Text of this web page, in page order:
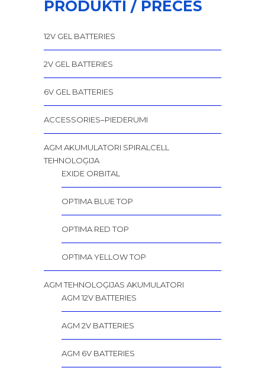
PRODUKTI / PRECES
12V GEL BATTERIES
2V GEL BATTERIES
6V GEL BATTERIES
ACCESSORIES–PIEDERUMI
AGM AKUMULATORI SPIRALCELL
TEHNOLOĢIJA
EXIDE ORBITAL
OPTIMA BLUE TOP
OPTIMA RED TOP
OPTIMA YELLOW TOP
AGM TEHNOLOĢIJAS AKUMULATORI
AGM 12V BATTERIES
AGM 2V BATTERIES
AGM 6V BATTERIES